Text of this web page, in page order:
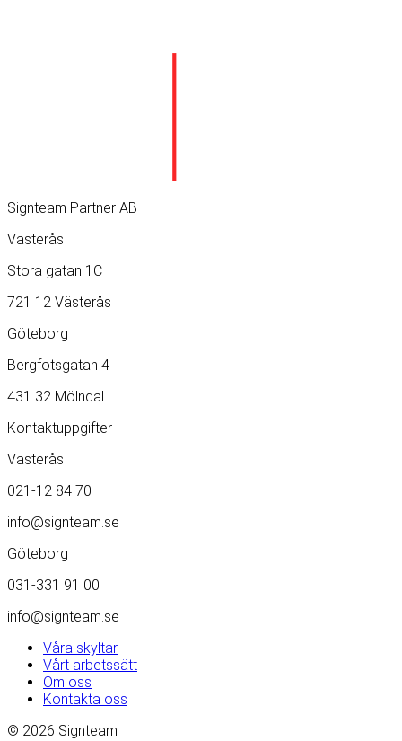
Signteam Partner AB
Västerås
Stora gatan 1C
721 12 Västerås
Göteborg
Bergfotsgatan 4
431 32 Mölndal
Kontaktuppgifter
Västerås
021-12 84 70
info@signteam.se
Göteborg
031-331 91 00
info@signteam.se
Våra skyltar
Vårt arbetssätt
Om oss
Kontakta oss
© 2026 Signteam